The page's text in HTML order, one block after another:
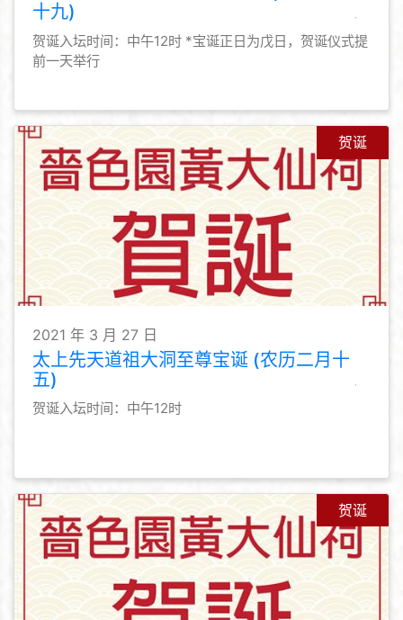
十九)
贺诞入坛时间：中午12时 *宝诞正日为戊日，贺诞仪式提
前一天举行
贺诞
2021 年 3 月 27 日
太上先天道祖大洞至尊宝诞 (农历二月十
五)
贺诞入坛时间：中午12时
贺诞